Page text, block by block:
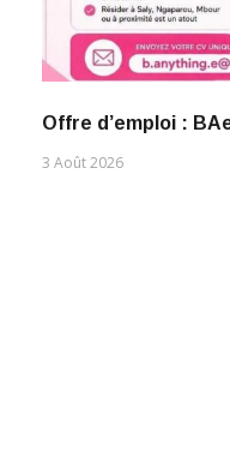
Offre d’emploi :
3 Août 2026